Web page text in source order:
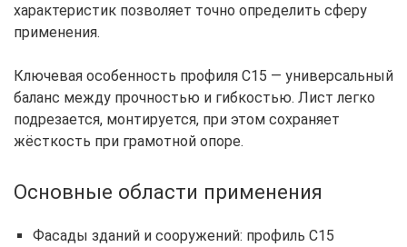
характеристик позволяет точно определить сферу
применения.
Ключевая особенность профиля С15 — универсальный
баланс между прочностью и гибкостью. Лист легко
подрезается, монтируется, при этом сохраняет
жёсткость при грамотной опоре.
Основные области применения
Фасады зданий и сооружений: профиль С15